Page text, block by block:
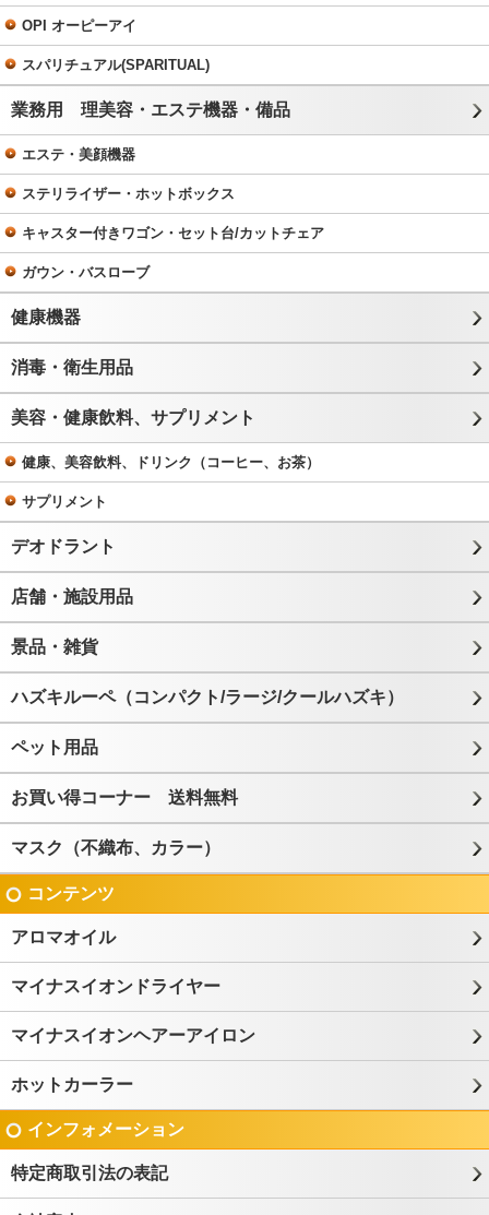
OPI オーピーアイ
スパリチュアル(SPARITUAL)
業務用 理美容・エステ機器・備品
エステ・美顔機器
ステリライザー・ホットボックス
キャスター付きワゴン・セット台/カットチェア
ガウン・バスローブ
健康機器
消毒・衛生用品
美容・健康飲料、サプリメント
健康、美容飲料、ドリンク（コーヒー、お茶）
サプリメント
デオドラント
店舗・施設用品
景品・雑貨
ハズキルーペ（コンパクト/ラージ/クールハズキ）
ペット用品
お買い得コーナー 送料無料
マスク（不織布、カラー）
コンテンツ
アロマオイル
マイナスイオンドライヤー
マイナスイオンヘアーアイロン
ホットカーラー
インフォメーション
特定商取引法の表記